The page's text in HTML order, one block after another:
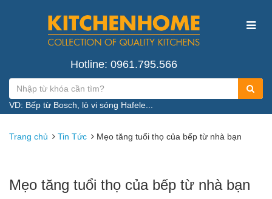
Hotline: 0961.795.566
VD: Bếp từ Bosch, lò vi sóng Hafele...
Trang chủ Tin Tức Mẹo tăng tuổi thọ của bếp từ nhà bạn
Mẹo tăng tuổi thọ của bếp từ nhà bạn